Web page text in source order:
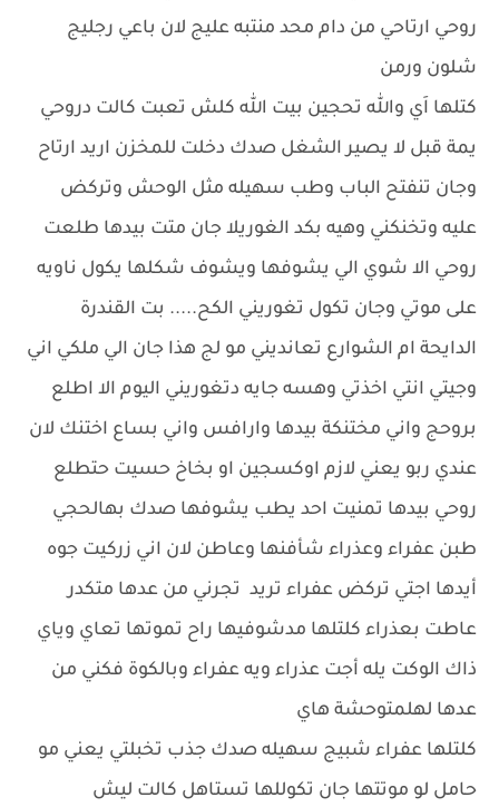
روحي ارتاحي من دام محد منتبه عليج لان باعي رجليج
شلون ورمن
كتلها اَي والله تحجين بيت الله كلش تعبت كالت دروحي
يمة قبل لا يصير الشغل صدك دخلت للمخزن اريد ارتاح
وجان تنفتح الباب وطب سهيله مثل الوحش وتركض
عليه وتخنكني وهيه بكد الغوريلا جان متت بيدها طلعت
روحي الا شوي الي يشوفها ويشوف شكلها يكول ناويه
على موتي وجان تكول تغوريني الكح..... بت القندرة
الدايحة ام الشوارع تعانديني مو لج هذا جان الي ملكي اني
وجيتي انتي اخذتي وهسه جايه دتغوريني اليوم الا اطلع
بروحج واني مختنكة بيدها وارافس واني بساع اختنك لان
عندي ربو يعني لازم اوكسجين او بخاخ حسيت حتطلع
روحي بيدها تمنيت احد يطب يشوفها صدك بهالحجي
طبن عفراء وعذراء شأفنها وعاطن لان اني زركيت جوه
أيدها اجتي تركض عفراء تريد تجرني من عدها متكدر
عاطت بعذراء كلتلها مدشوفيها راح تموتها تعاي وياي
ذاك الوكت يله أجت عذراء ويه عفراء وبالكوة فكني من
عدها لهلمتوحشة هاي
كلتلها عفراء شبيج سهيله صدك جذب تخبلتي يعني مو
حامل لو موتتها جان تكوللها تستاهل كالت ليش